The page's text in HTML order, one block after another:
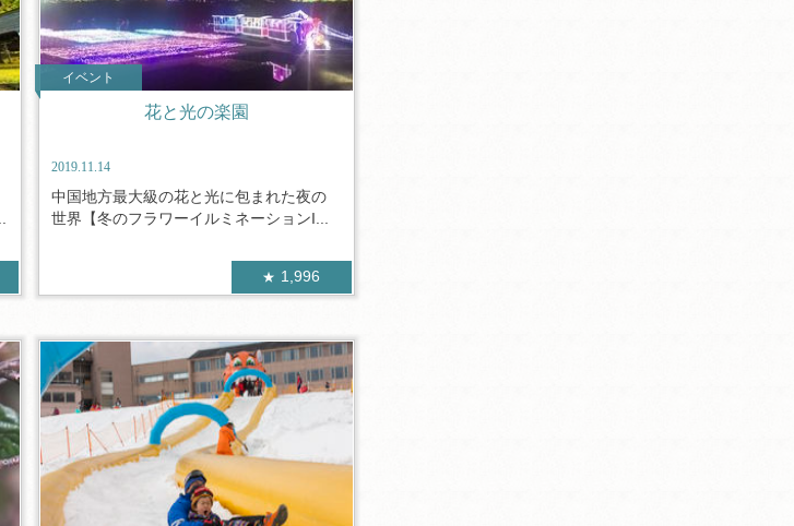
イベント
花と光の楽園
2019.11.14
中国地方最大級の花と光に包まれた夜の
世界【冬のフラワーイルミネーションI...
1,996